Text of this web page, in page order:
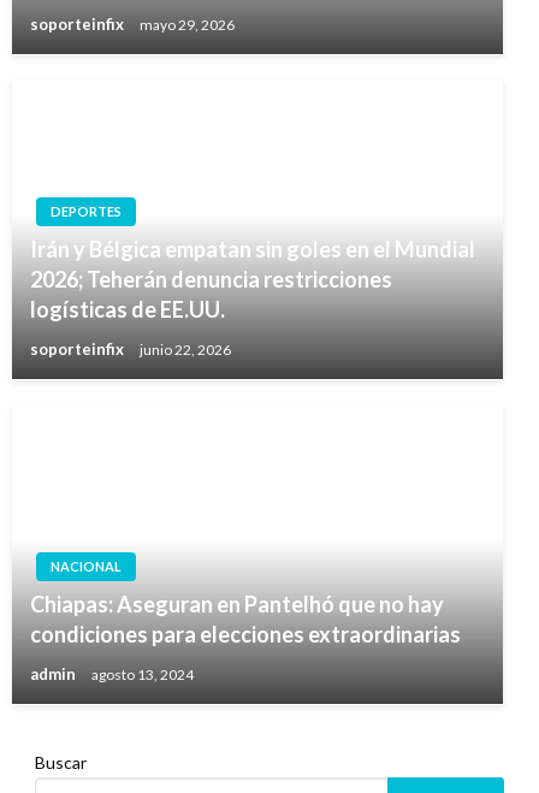
soporteinfix mayo 29, 2026
DEPORTES
Irán y Bélgica empatan sin goles en el Mundial
2026; Teherán denuncia restricciones
logísticas de EE.UU.
soporteinfix junio 22, 2026
NACIONAL
Chiapas: Aseguran en Pantelhó que no hay
condiciones para elecciones extraordinarias
admin agosto 13, 2024
Buscar